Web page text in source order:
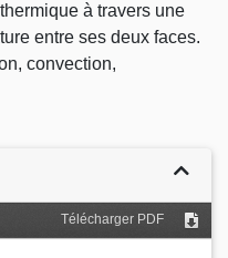
à travers une
entre ses deux faces.
convection,